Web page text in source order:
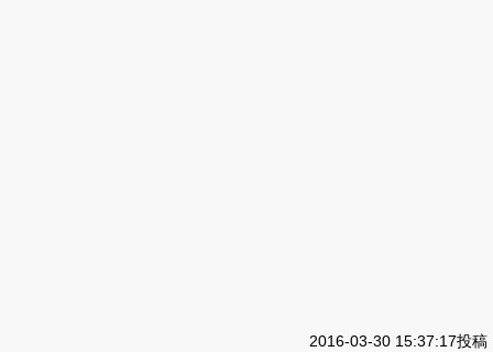
2016-03-30 15:37:17投稿